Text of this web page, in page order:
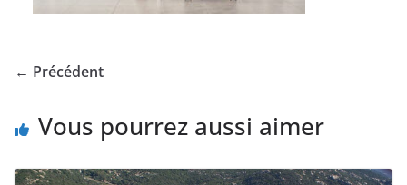
← Précédent
Vous pourrez aussi aimer